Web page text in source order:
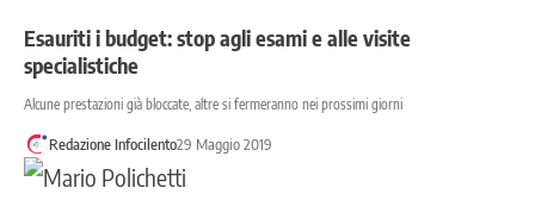
Esauriti i budget: stop agli esami e alle visite
specialistiche
Alcune prestazioni già bloccate, altre si fermeranno nei prossimi giorni
Redazione Infocilento29 Maggio 2019